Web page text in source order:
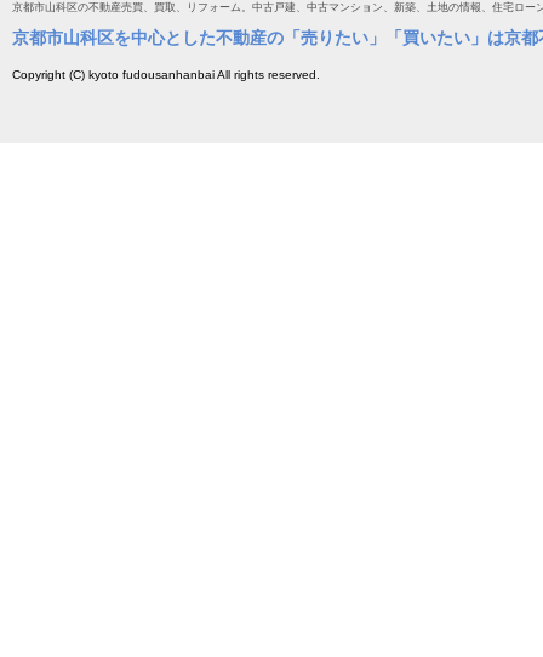
京都市山科区の不動産売買、買取、リフォーム。中古戸建、中古マンション、新築、土地の情報、住宅ロー
京都市山科区を中心とした不動産の「売りたい」「買いたい」は京
Copyright (C) kyoto fudousanhanbai All rights reserved.